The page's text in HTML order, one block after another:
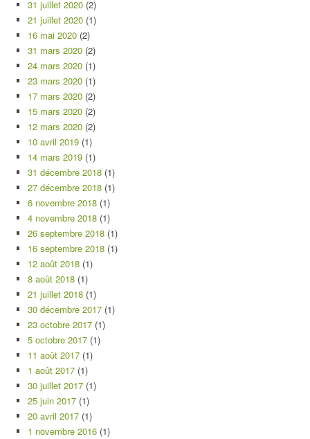
31 juillet 2020 (2)
21 juillet 2020 (1)
16 mai 2020 (2)
31 mars 2020 (2)
24 mars 2020 (1)
23 mars 2020 (1)
17 mars 2020 (2)
15 mars 2020 (2)
12 mars 2020 (2)
10 avril 2019 (1)
14 mars 2019 (1)
31 décembre 2018 (1)
27 décembre 2018 (1)
6 novembre 2018 (1)
4 novembre 2018 (1)
26 septembre 2018 (1)
16 septembre 2018 (1)
12 août 2018 (1)
8 août 2018 (1)
21 juillet 2018 (1)
30 décembre 2017 (1)
23 octobre 2017 (1)
5 octobre 2017 (1)
11 août 2017 (1)
1 août 2017 (1)
30 juillet 2017 (1)
25 juin 2017 (1)
20 avril 2017 (1)
1 novembre 2016 (1)